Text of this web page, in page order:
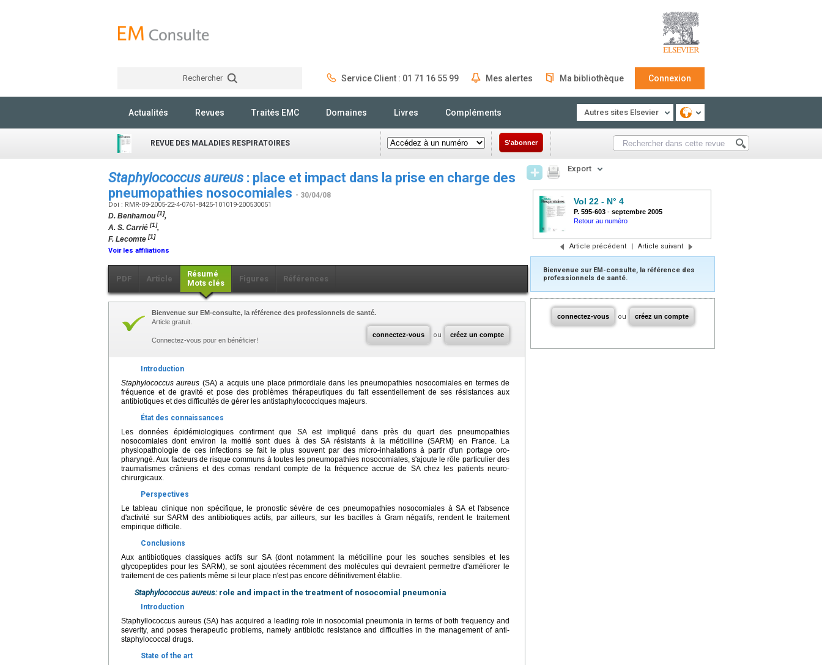
Rechercher Service Client : 01 71 16 55 99 Mes alertes Ma bibliothèque Connexion
Actualités Revues Traités EMC Domaines Livres Compléments Autres sites Elsevier
REVUE DES MALADIES RESPIRATOIRES S'abonner
Staphylococcus aureus : place et impact dans la prise en charge des
pneumopathies nosocomiales - 30/04/08
Doi : RMR-09-2005-22-4-0761-8425-101019-200530051
D. Benhamou [1],
A. S. Carrié [1],
F. Lecomte [1]
Voir les affiliations
PDF Article
Résumé
Mots clés
Figures Références
connectez-vous ou créez un compte
Bienvenue sur EM-consulte, la référence des professionnels de santé.
Article gratuit.
Connectez-vous pour en bénéficier!
Introduction
Staphylococcus aureus (SA) a acquis une place primordiale dans les pneumopathies nosocomiales en termes de
fréquence et de gravité et pose des problèmes thérapeutiques du fait essentiellement de ses résistances aux
antibiotiques et des difficultés de gérer les antistaphylococciques majeurs.
État des connaissances
Les données épidémiologiques confirment que SA est impliqué dans près du quart des pneumopathies
nosocomiales dont environ la moitié sont dues à des SA résistants à la méticilline (SARM) en France. La
physiopathologie de ces infections se fait le plus souvent par des micro-inhalations à partir d'un portage oro-
pharyngé. Aux facteurs de risque communs à toutes les pneumopathies nosocomiales, s'ajoute le rôle particulier des
traumatismes crâniens et des comas rendant compte de la fréquence accrue de SA chez les patients neuro-
chirurgicaux.
Perspectives
Le tableau clinique non spécifique, le pronostic sévère de ces pneumopathies nosocomiales à SA et l'absence
d'activité sur SARM des antibiotiques actifs, par ailleurs, sur les bacilles à Gram négatifs, rendent le traitement
empirique difficile.
Conclusions
Aux antibiotiques classiques actifs sur SA (dont notamment la méticilline pour les souches sensibles et les
glycopeptides pour les SARM), se sont ajoutées récemment des molécules qui devraient permettre d'améliorer le
traitement de ces patients même si leur place n'est pas encore définitivement établie.
Staphylococcus aureus: role and impact in the treatment of nosocomial pneumonia
Introduction
Staphyllococcus aureus (SA) has acquired a leading role in nosocomial pneumonia in terms of both frequency and
severity, and poses therapeutic problems, namely antibiotic resistance and difficulties in the management of anti-
staphylococcal drugs.
State of the art
Export
Vol 22 - N° 4
P. 595-603 - septembre 2005
Retour au numéro
Article précédent | Article suivant
Bienvenue sur EM-consulte, la référence des
professionnels de santé.
connectez-vous ou créez un compte